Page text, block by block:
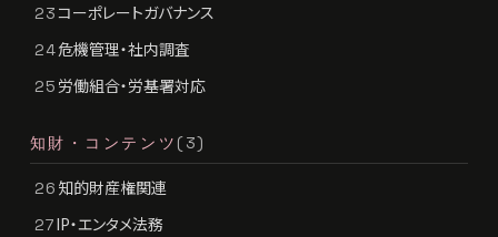
23コーポレートガバナンス
24危機管理・社内調査
25 労働組合・労基署対応
知財・コンテンツ (3)
26 知的財産権関連
27IP・エンタメ法務